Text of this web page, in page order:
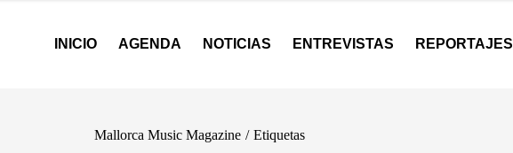
INICIO AGENDA NOTICIAS ENTREVISTAS REPORTAJES
Mallorca Music Magazine / Etiquetas